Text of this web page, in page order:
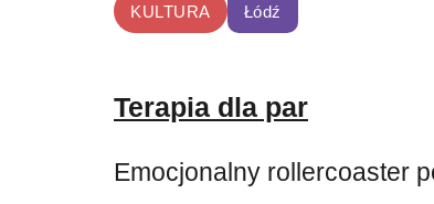
KULTURA Łódź
Terapia dla par
Emocjonalny rollercoaster